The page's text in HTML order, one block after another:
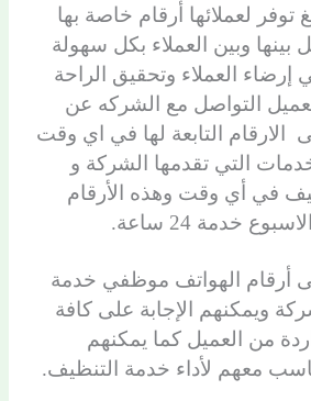
لعملائها أرقام خاصة بها
وبين العملاء بكل سهولة
إرضاء العملاء وتحقيق الراحة
التواصل مع الشركه عن
الارقام التابعة لها في اي وقت
التي تقدمها الشركة و
في أي وقت وهذه الأرقام
خدمة 24 ساعة.
أرقام الهواتف موظفي خدمة
ويمكنهم الإجابة على كافة
من العميل كما يمكنهم
معهم لأداء خدمة التنظيف.